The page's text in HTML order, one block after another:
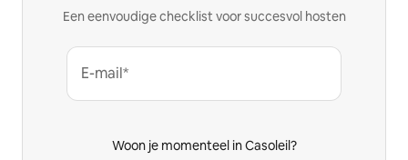
Een eenvoudige checklist voor succesvol hosten
E-mail*
Woon je momenteel in Casoleil?